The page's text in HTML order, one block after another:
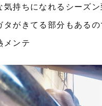
気持ちになれるシーズ
タがきてる部分もある
メンテ